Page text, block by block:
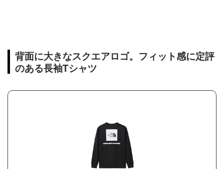
背面に大きなスクエアロゴ。フィット感に定評
のある長袖Tシャツ